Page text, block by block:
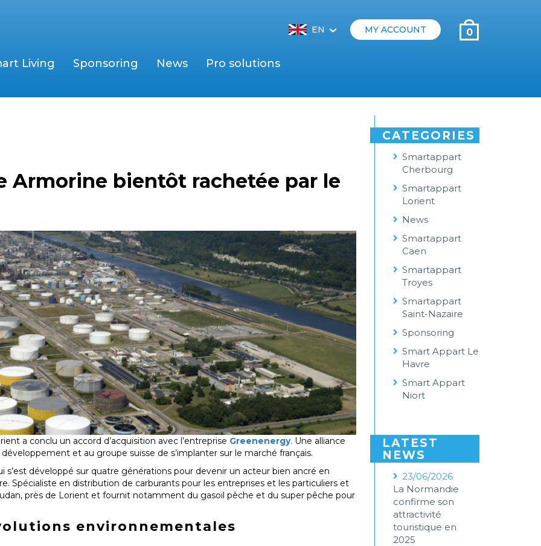
EN‹ MY ACCOUNT 0
Living Sponsoring News Pro solutions
Armorine bientôt rachetée par le
a conclu un accord d’acquisition avec l’entreprise Greenenergy. Une alliance
et au groupe suisse de s’implanter sur le marché français.
s’est développé sur quatre générations pour devenir un acteur bien ancré en
Spécialiste en distribution de carburants pour les entreprises et les particuliers et
près de Lorient et fournit notamment du gasoil pêche et du super pêche pour
environnementales
CATEGORIES
Smartappart
Cherbourg
Smartappart
Lorient
News
Smartappart
Caen
Smartappart
Troyes
Smartappart
Saint-Nazaire
Sponsoring
Smart Appart Le
Havre
Smart Appart
Niort
LATEST
NEWS
23/06/2026
La Normandie
confirme son
attractivité
touristique en
2025